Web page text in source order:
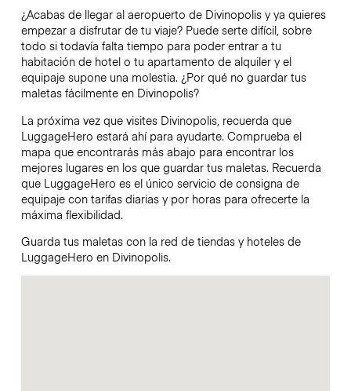
¿Acabas de llegar al aeropuerto de Divinopolis y ya quieres
empezar a disfrutar de tu viaje? Puede serte difícil, sobre
todo si todavía falta tiempo para poder entrar a tu
habitación de hotel o tu apartamento de alquiler y el
equipaje supone una molestia. ¿Por qué no guardar tus
maletas fácilmente en Divinopolis?
La próxima vez que visites Divinopolis, recuerda que
LuggageHero estará ahí para ayudarte. Comprueba el
mapa que encontrarás más abajo para encontrar los
mejores lugares en los que guardar tus maletas. Recuerda
que LuggageHero es el único servicio de consigna de
equipaje con tarifas diarias y por horas para ofrecerte la
máxima flexibilidad.
Guarda tus maletas con la red de tiendas y hoteles de
LuggageHero en Divinopolis.